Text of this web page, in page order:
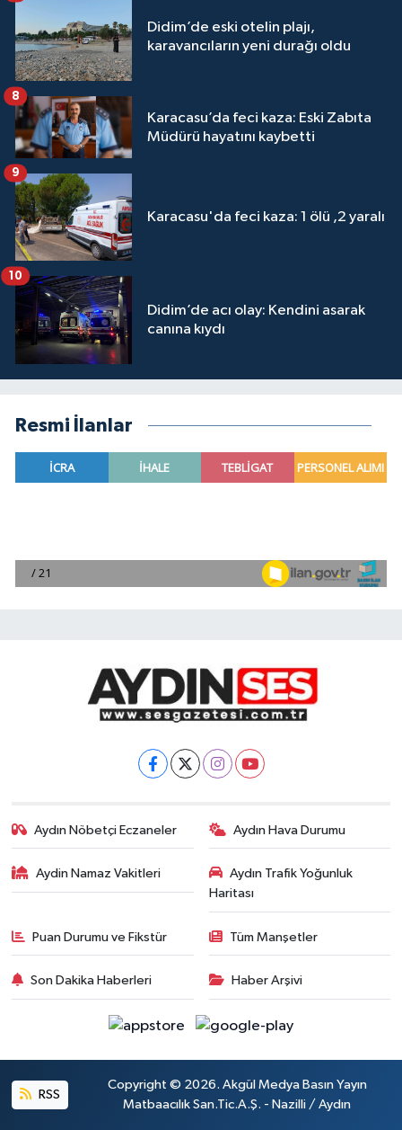
Didim’de eski otelin plajı,
karavancıların yeni durağı oldu
Karacasu’da feci kaza: Eski Zabıta
Müdürü hayatını kaybetti
8
Karacasu'da feci kaza: 1 ölü ,2 yaralı
9
Didim’de acı olay: Kendini asarak
canına kıydı
10
Resmi İlanlar
Aydın Nöbetçi Eczaneler Aydın Hava Durumu
Aydin Namaz Vakitleri
Aydın Trafik Yoğunluk
Haritası
Puan Durumu ve Fikstür Tüm Manşetler
Son Dakika Haberleri Haber Arşivi
RSS
Copyright © 2026. Akgül Medya Basın Yayın
Matbaacılık San.Tic.A.Ş. - Nazilli / Aydın